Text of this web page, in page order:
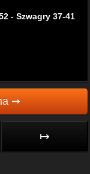
- Szwagry 37-41
➞
↦